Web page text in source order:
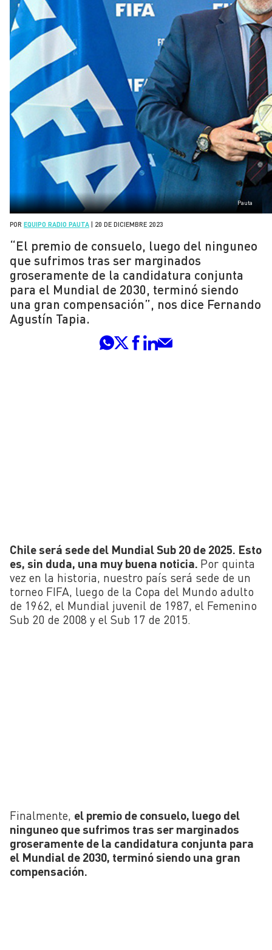
Pauta
POR EQUIPO RADIO PAUTA 20 DE DICIEMBRE 2023
“El premio de consuelo, luego del ninguneo
que sufrimos tras ser marginados
groseramente de la candidatura conjunta
para el Mundial de 2030, terminó siendo
una gran compensación”, nos dice Fernando
Agustín Tapia.
Chile será sede del Mundial Sub 20 de 2025. Esto
es, sin duda, una muy buena noticia. Por quinta
vez en la historia, nuestro país será sede de un
torneo FIFA, luego de la Copa del Mundo adulto
de 1962, el Mundial juvenil de 1987, el Femenino
Sub 20 de 2008 y el Sub 17 de 2015.
Finalmente, el premio de consuelo, luego del
ninguneo que sufrimos tras ser marginados
groseramente de la candidatura conjunta para
el Mundial de 2030, terminó siendo una gran
compensación.